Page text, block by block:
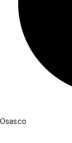
Osasco